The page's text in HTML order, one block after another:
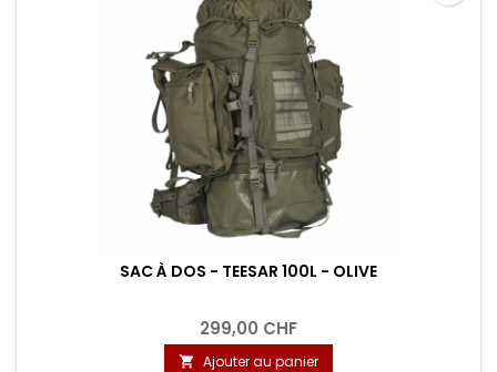
SAC À DOS - TEESAR 100L - OLIVE
299,00 CHF
 Ajouter au panier